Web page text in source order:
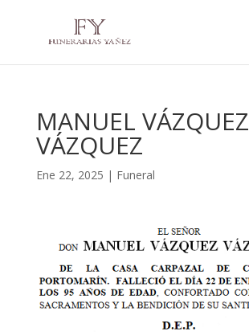
MANUEL VÁZQUEZ
VÁZQUEZ
Ene 22, 2025 | Funeral